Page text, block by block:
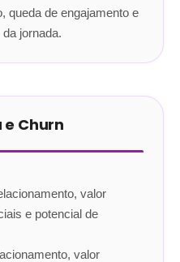
queda de engajamento e
jornada.
Churn
valor
e potencial de
valor